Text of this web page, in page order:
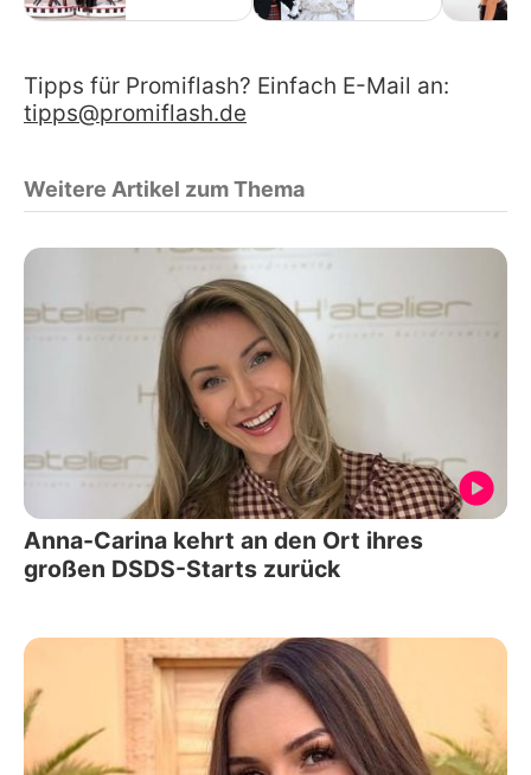
Tipps für Promiflash? Einfach E-Mail an:
tipps@promiflash.de
Weitere Artikel zum Thema
Anna-Carina kehrt an den Ort ihres
großen DSDS-Starts zurück